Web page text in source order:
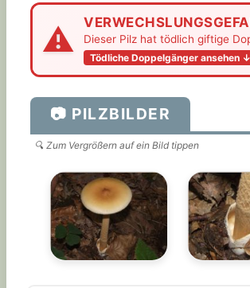
⚠ Dieser Pilz hat tödlich giftige
Tödliche Doppelgänger ansehen ↓
📷 PILZBILDER
🔍 Zum Vergrößern auf ein Bild tippen